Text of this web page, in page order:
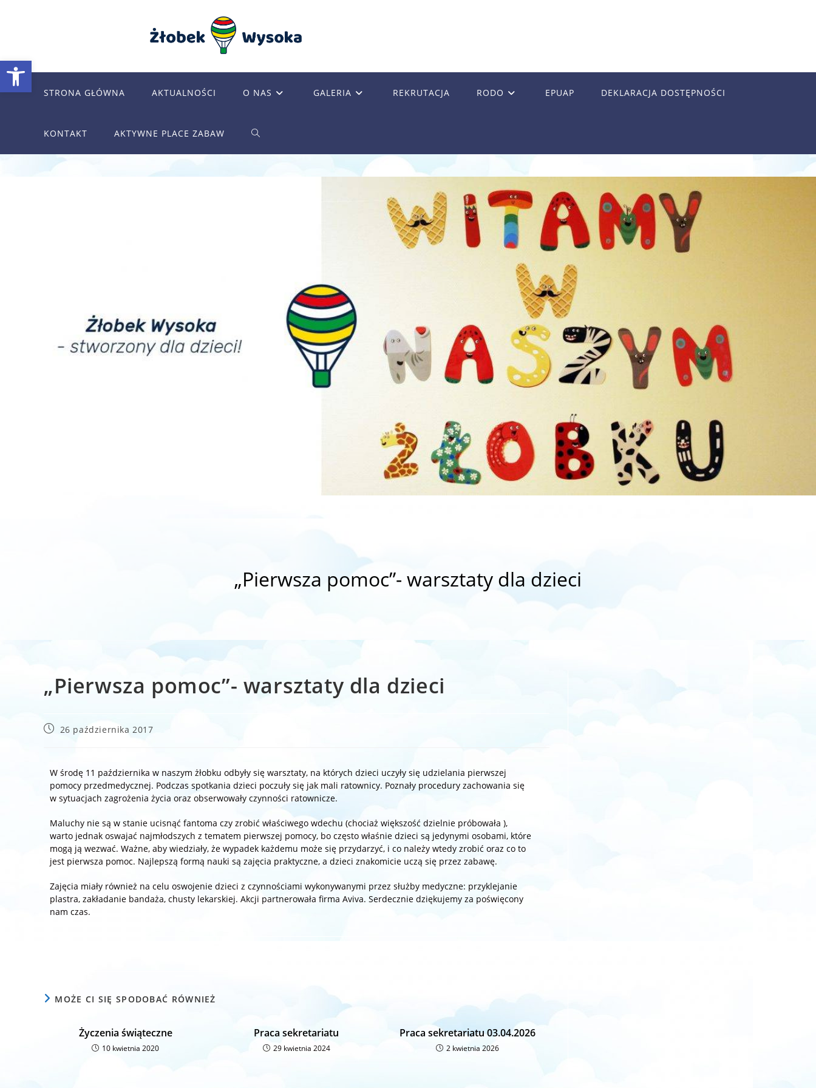
Otwórz pasek narzędzi
STRONA GŁÓWNA AKTUALNOŚCI O NAS GALERIA REKRUTACJA RODO EPUAP DEKLARACJA DOSTĘPNOŚCI
KONTAKT AKTYWNE PLACE ZABAW TOGGLE
„Pierwsza pomoc”- warsztaty dla dzieci
„Pierwsza pomoc”- warsztaty dla dzieci
Post26 października 2017
W środę 11 października w naszym żłobku odbyły się warsztaty, na których dzieci uczyły się udzielania pierwszej
pomocy przedmedycznej. Podczas spotkania dzieci poczuły się jak mali ratownicy. Poznały procedury zachowania się
w sytuacjach zagrożenia życia oraz obserwowały czynności ratownicze.
Maluchy nie są w stanie ucisnąć fantoma czy zrobić właściwego wdechu (chociaż większość dzielnie próbowała ),
warto jednak oswajać najmłodszych z tematem pierwszej pomocy, bo często właśnie dzieci są jedynymi osobami, które
mogą ją wezwać. Ważne, aby wiedziały, że wypadek każdemu może się przydarzyć, i co należy wtedy zrobić oraz co to
jest pierwsza pomoc. Najlepszą formą nauki są zajęcia praktyczne, a dzieci znakomicie uczą się przez zabawę.
Zajęcia miały również na celu oswojenie dzieci z czynnościami wykonywanymi przez służby medyczne: przyklejanie
plastra, zakładanie bandaża, chusty lekarskiej. Akcji partnerowała firma Aviva. Serdecznie dziękujemy za poświęcony
nam czas.
MOŻE CI SIĘ SPODOBAĆ RÓWNIEŻ
Życzenia świąteczne
10 kwietnia 2020
Praca sekretariatu
29 kwietnia 2024
Praca sekretariatu 03.04.2026
2 kwietnia 2026